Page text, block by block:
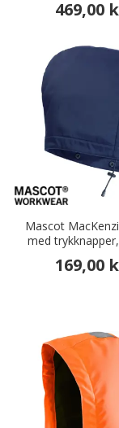
469,00
Mascot
med
169,00